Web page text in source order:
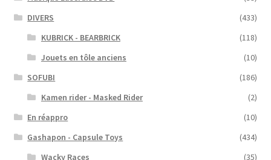
DIVERS
(433)
KUBRICK - BEARBRICK
(118)
Jouets en tôle anciens
(10)
SOFUBI
(186)
Kamen rider - Masked Rider
(2)
En réappro
(10)
Gashapon - Capsule Toys
(434)
Wacky Races
(35)